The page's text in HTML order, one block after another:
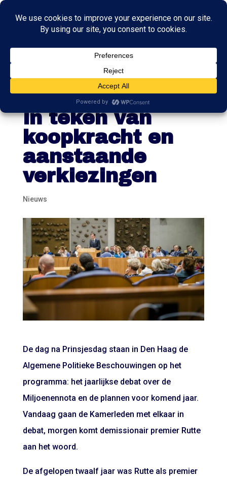
Algemene
Beschouwingen
in teken van
koopkracht en
aanstaande
verkiezingen
Nieuws
De dag na Prinsjesdag staan in Den Haag de
Algemene Politieke Beschouwingen op het
programma: het jaarlijkse debat over de
Miljoenennota en de plannen voor komend jaar.
Vandaag gaan de Kamerleden met elkaar in
debat, morgen komt demissionair premier Rutte
aan het woord.
De afgelopen twaalf jaar was Rutte als premier